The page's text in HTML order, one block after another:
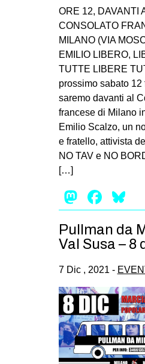
ORE 12, DAVANTI
CONSOLATO
MILANO (VIA
EMILIO LIBERO,
TUTTE LIBERE
prossimo sabato 12
saremo davanti al
francese di Milano
Emilio Scalzo, un
e fratello, attivista
NO TAV e NO
[…]
Pullman da
Val Susa – 8
7 Dic , 2021 -